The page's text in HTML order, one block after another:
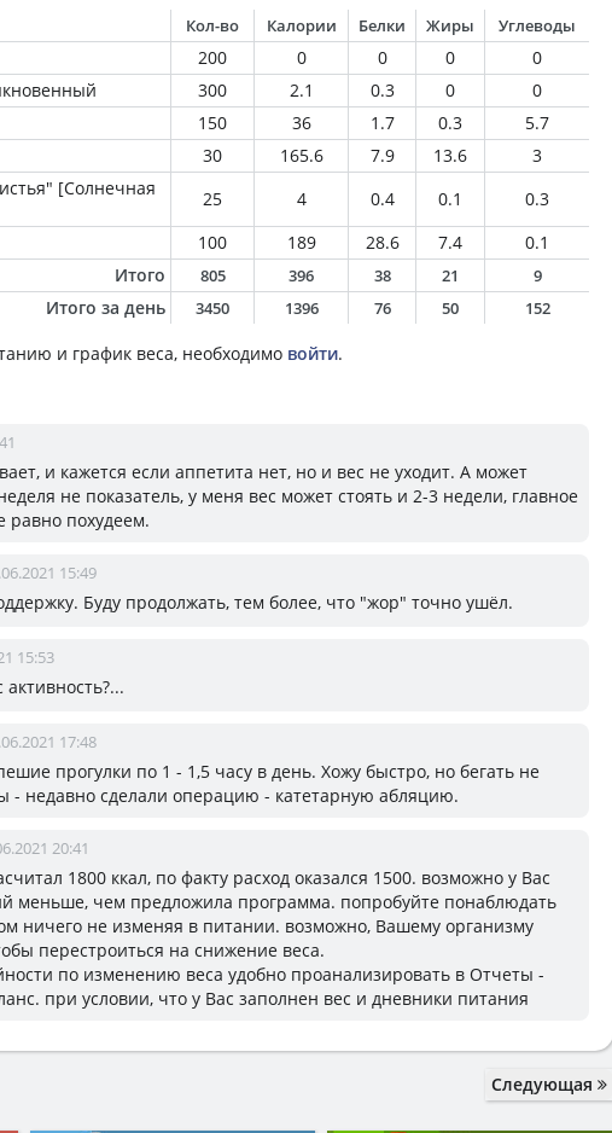
Кол-во Калории Белки Жиры Углеводы
200 0 0 0
0
300 2.1 0.3 0
0
150 36 1.7 0.3
5.7
30 165.6 7.9 13.6
3
[Солнечная
25 4 0.4 0.1
0.3
100 189 28.6 7.4
0.1
Итого
805 396 38 21 9
Итого за день 3450 1396 76 50 152
и график веса, необходимо войти.
и кажется если аппетита нет, но и вес не уходит. А может
не показатель, у меня вес может стоять и 2-3 недели, главное
равно похудеем.
15:49
Буду продолжать, тем более, что "жор" точно ушёл.
15:53
активность?...
17:48
прогулки по 1 - 1,5 часу в день. Хожу быстро, но бегать не
- недавно сделали операцию - катетарную абляцию.
20:41
1800 ккал, по факту расход оказался 1500. возможно у Вас
меньше, чем предложила программа. попробуйте понаблюдать
ничего не изменяя в питании. возможно, Вашему организму
перестроиться на снижение веса.
по изменению веса удобно проанализировать в Отчеты -
при условии, что у Вас заполнен вес и дневники питания
Следующая